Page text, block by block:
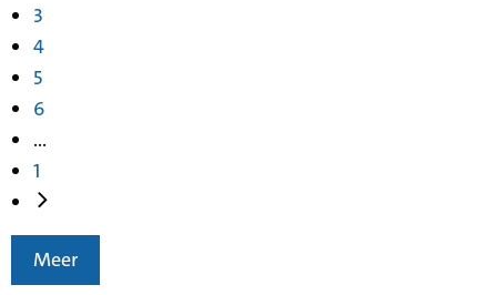
3
4
5
6
...
1
Meer